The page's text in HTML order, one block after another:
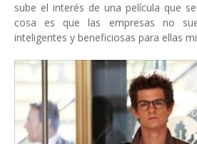
sube el interés de una película que
cosa es que las empresas no
inteligentes y beneficiosas para ellas